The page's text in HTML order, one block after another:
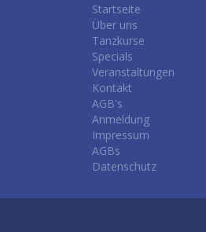
Startseite
Über uns
Tanzkurse
Specials
Veranstaltungen
Kontakt
AGB's
Anmeldung
Impressum
AGBs
Datenschutz